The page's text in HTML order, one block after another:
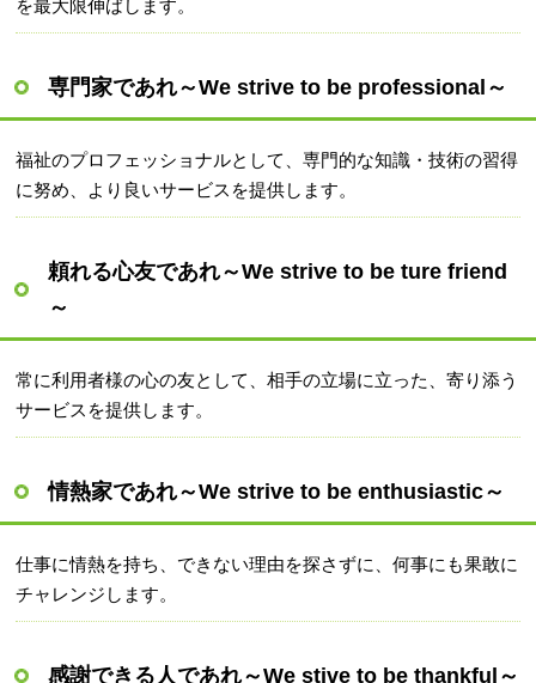
を最大限伸ばします。
専門家であれ～We strive to be professional～
福祉のプロフェッショナルとして、専門的な知識・技術の習得
に努め、より良いサービスを提供します。
頼れる心友であれ～We strive to be ture friend
～
常に利用者様の心の友として、相手の立場に立った、寄り添う
サービスを提供します。
情熱家であれ～We strive to be enthusiastic～
仕事に情熱を持ち、できない理由を探さずに、何事にも果敢に
チャレンジします。
感謝できる人であれ～We stive to be thankful～